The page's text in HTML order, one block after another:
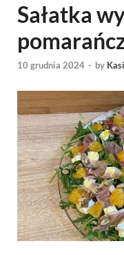
Sałatka
10 grudnia 2024 - by